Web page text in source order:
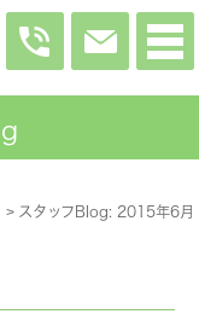
スタッフBlog: 2015年6月